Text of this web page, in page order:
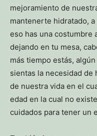
mejoramiento de
mantenerte hidratado,
eso has una costumbre
dejando en tu mesa,
más tiempo estás,
sientas la necesidad de
de nuestra vida en el
edad en la cual no
cuidados para tener un